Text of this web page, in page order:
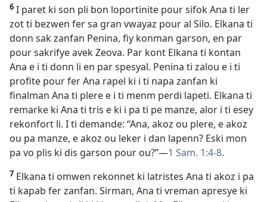
6 I paret ki son pli bon loportinite pour sifok Ana ti ler
zot ti bezwen fer sa gran vwayaz pour al Silo. Elkana ti
donn sak zanfan Penina, fiy konman garson, en par
pour sakrifye avek Zeova. Par kont Elkana ti kontan
Ana e i ti donn li en par spesyal. Penina ti zalou e i ti
profite pour fer Ana rapel ki i ti napa zanfan ki
finalman Ana ti plere e i ti menm perdi lapeti. Elkana ti
remarke ki Ana ti tris e ki i pa ti pe manze, alor i ti esey
rekonfort li. I ti demande: “Ana, akoz ou plere, e akoz
ou pa manze, e akoz ou leker i dan lapenn? Eski mon
pa vo plis ki dis garson pour ou?”​—1 Sam. 1:4-8.
7 Elkana ti omwen rekonnet ki latristes Ana ti akoz i pa
ti kapab fer zanfan. Sirman, Ana ti vreman apresye ki